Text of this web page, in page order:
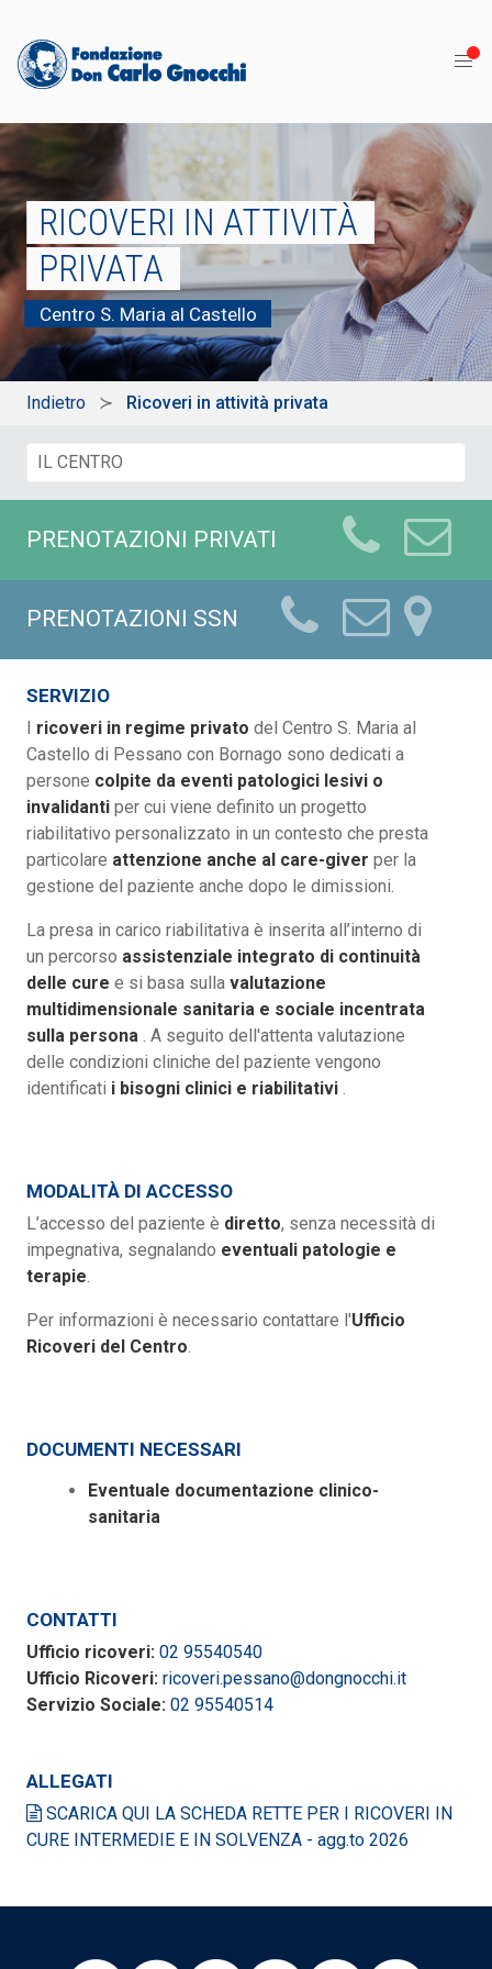
RICOVERI IN ATTIVITÀ
PRIVATA
Centro S. Maria al Castello
Indietro Ricoveri in attività privata
PRENOTAZIONI PRIVATI
PRENOTAZIONI SSN
SERVIZIO
I ricoveri in regime privato del Centro S. Maria al
Castello di Pessano con Bornago sono dedicati a
persone colpite da eventi patologici lesivi o
invalidanti per cui viene definito un progetto
riabilitativo personalizzato in un contesto che presta
particolare attenzione anche al care-giver per la
gestione del paziente anche dopo le dimissioni.
La presa in carico riabilitativa è inserita all’interno di
un percorso assistenziale integrato di continuità
delle cure e si basa sulla valutazione
multidimensionale sanitaria e sociale incentrata
sulla persona . A seguito dell'attenta valutazione
delle condizioni cliniche del paziente vengono
identificati i bisogni clinici e riabilitativi .
MODALITÀ DI ACCESSO
L’accesso del paziente è diretto, senza necessità di
impegnativa, segnalando eventuali patologie e
terapie.
Per informazioni è necessario contattare l'Ufficio
Ricoveri del Centro.
DOCUMENTI NECESSARI
Eventuale documentazione clinico-
sanitaria
CONTATTI
Ufficio ricoveri: 02 95540540
Ufficio Ricoveri: ricoveri.pessano@dongnocchi.it
Servizio Sociale: 02 95540514
ALLEGATI
SCARICA QUI LA SCHEDA RETTE PER I RICOVERI IN
CURE INTERMEDIE E IN SOLVENZA - agg.to 2026